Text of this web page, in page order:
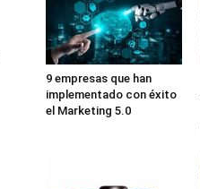
9 empresas que han
implementado con éxito
el Marketing 5.0